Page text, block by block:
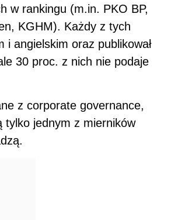
w rankingu (m.in. PKO BP,
KGHM). Każdy z tych
i angielskim oraz publikował
30 proc. z nich nie podaje
z corporate governance,
tylko jednym z mierników